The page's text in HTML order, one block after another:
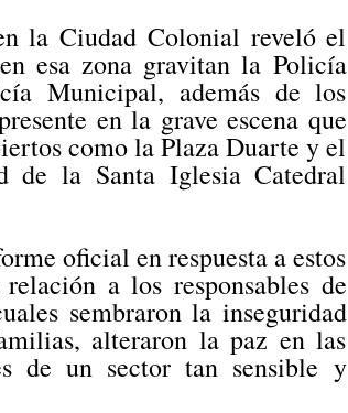
la Ciudad Colonial reveló el
esa zona gravitan la Policía
Municipal, además de los
en la grave escena que
como la Plaza Duarte y el
de la Santa Iglesia Catedral
oficial en respuesta a estos
a los responsables de
sembraron la inseguridad
alteraron la paz en las
de un sector tan sensible y